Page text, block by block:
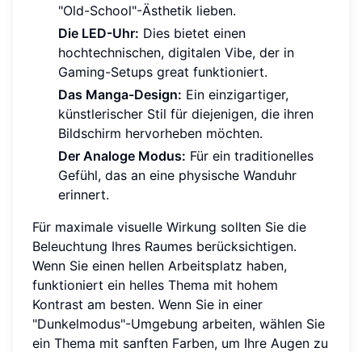
"Old-School"-Ästhetik lieben.
Die LED-Uhr: Dies bietet einen
hochtechnischen, digitalen Vibe, der in
Gaming-Setups great funktioniert.
Das Manga-Design: Ein einzigartiger,
künstlerischer Stil für diejenigen, die ihren
Bildschirm hervorheben möchten.
Der Analoge Modus: Für ein traditionelles
Gefühl, das an eine physische Wanduhr
erinnert.
Für maximale visuelle Wirkung sollten Sie die
Beleuchtung Ihres Raumes berücksichtigen.
Wenn Sie einen hellen Arbeitsplatz haben,
funktioniert ein helles Thema mit hohem
Kontrast am besten. Wenn Sie in einer
"Dunkelmodus"-Umgebung arbeiten, wählen Sie
ein Thema mit sanften Farben, um Ihre Augen zu